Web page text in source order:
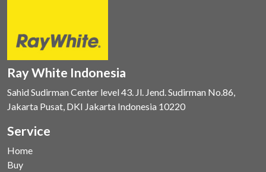
Ray White Indonesia
Sahid Sudirman Center level 43. Jl. Jend. Sudirman No.86,
Jakarta Pusat, DKI Jakarta Indonesia 10220
Service
Home
Buy